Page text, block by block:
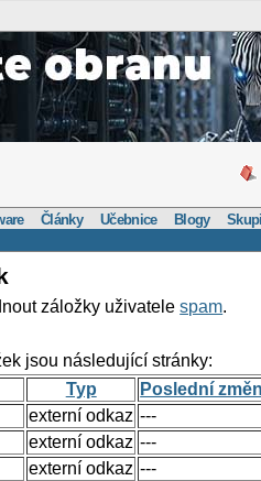
Články Učebnice Blogy
záložky uživatelespam.
jsou následující stránky:
Typ
Poslední
externí odkaz ---
externí odkaz ---
externí odkaz ---